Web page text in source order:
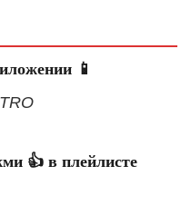
📱
👍 в плейлисте